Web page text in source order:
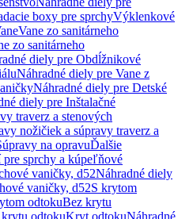
boxy pre sprchyVýklenkové
Vane zo sanitárneho
zo sanitárneho
diely pre Obdĺžnikové
Náhradné diely pre Vane z
Náhradné diely pre Detské
diely pre Inštalačné
traverz a stenových
nožičiek a súpravy traverz a
na opravuĎalšie
sprchy a kúpeľňové
vaničky, d52Náhradné diely
vaničky, d52S krytom
odtokuBez krytu
odtokuKryt odtokuNáhradné